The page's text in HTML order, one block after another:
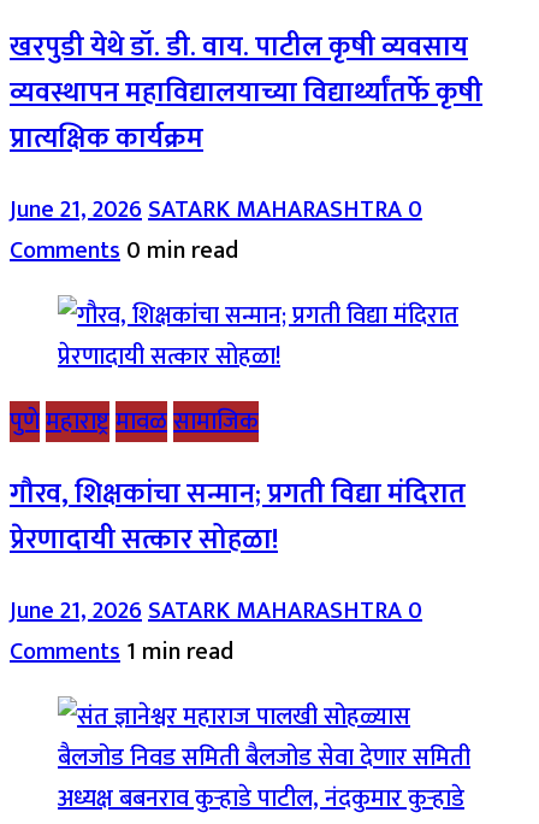
खरपुडी येथे डॉ. डी. वाय. पाटील कृषी व्यवसाय
व्यवस्थापन महाविद्यालयाच्या विद्यार्थ्यांतर्फे कृषी
प्रात्यक्षिक कार्यक्रम
June 21, 2026SATARK MAHARASHTRA0
Comments0 min read
पुणेमहाराष्ट्रमावळसामाजिक
गौरव, शिक्षकांचा सन्मान; प्रगती विद्या मंदिरात
प्रेरणादायी सत्कार सोहळा!
June 21, 2026SATARK MAHARASHTRA0
Comments1 min read